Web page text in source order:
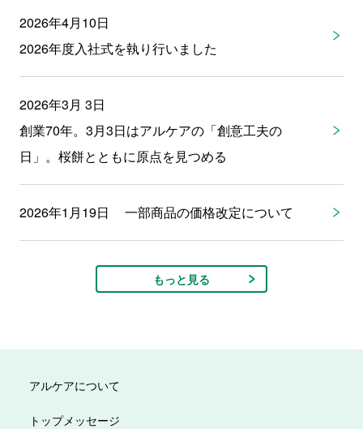
2026年4月10日
2026年度入社式を執り行いました
2026年3月 3日
創業70年。3月3日はアルケアの「創意工夫の
日」。桜餅とともに原点を見つめる
2026年1月19日 一部商品の価格改定について
もっと見る
アルケアについて
トップメッセージ